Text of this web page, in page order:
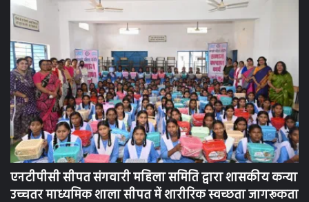
एनटीपीसी सीपत संगवारी महिला समिति द्वारा शासकीय कन्या
उच्चतर माध्यमिक शाला सीपत में शारीरिक स्वच्छता जागरूकता